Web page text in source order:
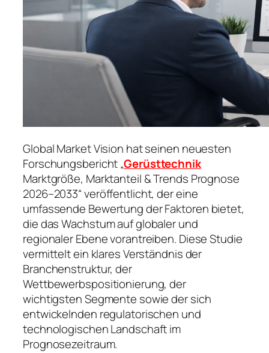
Global Market Vision hat seinen neuesten
Forschungsbericht „Gerüsttechnik
Marktgröße, Marktanteil & Trends Prognose
2026–2033“ veröffentlicht, der eine
umfassende Bewertung der Faktoren bietet,
die das Wachstum auf globaler und
regionaler Ebene vorantreiben. Diese Studie
vermittelt ein klares Verständnis der
Branchenstruktur, der
Wettbewerbspositionierung, der
wichtigsten Segmente sowie der sich
entwickelnden regulatorischen und
technologischen Landschaft im
Prognosezeitraum.